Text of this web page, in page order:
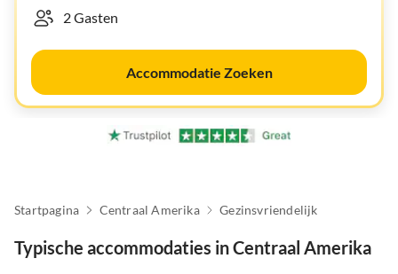
Accommodatie Zoeken
Startpagina Centraal Amerika Gezinsvriendelijk
Typische accommodaties in Centraal Amerika